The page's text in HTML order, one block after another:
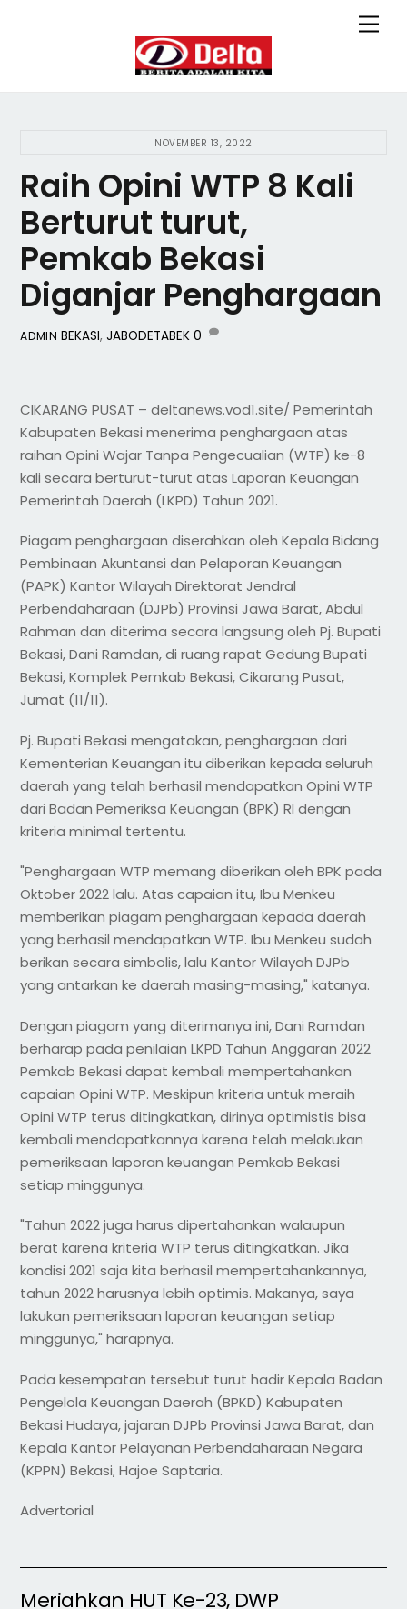
NOVEMBER 13, 2022
Raih Opini WTP 8 Kali
Berturut turut,
Pemkab Bekasi
Diganjar Penghargaan
ADMIN BEKASI,JABODETABEK 0
CIKARANG PUSAT – deltanews.vod1.site/ Pemerintah
Kabupaten Bekasi menerima penghargaan atas
raihan Opini Wajar Tanpa Pengecualian (WTP) ke-8
kali secara berturut-turut atas Laporan Keuangan
Pemerintah Daerah (LKPD) Tahun 2021.
Piagam penghargaan diserahkan oleh Kepala Bidang
Pembinaan Akuntansi dan Pelaporan Keuangan
(PAPK) Kantor Wilayah Direktorat Jendral
Perbendaharaan (DJPb) Provinsi Jawa Barat, Abdul
Rahman dan diterima secara langsung oleh Pj. Bupati
Bekasi, Dani Ramdan, di ruang rapat Gedung Bupati
Bekasi, Komplek Pemkab Bekasi, Cikarang Pusat,
Jumat (11/11).
Pj. Bupati Bekasi mengatakan, penghargaan dari
Kementerian Keuangan itu diberikan kepada seluruh
daerah yang telah berhasil mendapatkan Opini WTP
dari Badan Pemeriksa Keuangan (BPK) RI dengan
kriteria minimal tertentu.
"Penghargaan WTP memang diberikan oleh BPK pada
Oktober 2022 lalu. Atas capaian itu, Ibu Menkeu
memberikan piagam penghargaan kepada daerah
yang berhasil mendapatkan WTP. Ibu Menkeu sudah
berikan secara simbolis, lalu Kantor Wilayah DJPb
yang antarkan ke daerah masing-masing," katanya.
Dengan piagam yang diterimanya ini, Dani Ramdan
berharap pada penilaian LKPD Tahun Anggaran 2022
Pemkab Bekasi dapat kembali mempertahankan
capaian Opini WTP. Meskipun kriteria untuk meraih
Opini WTP terus ditingkatkan, dirinya optimistis bisa
kembali mendapatkannya karena telah melakukan
pemeriksaan laporan keuangan Pemkab Bekasi
setiap minggunya.
"Tahun 2022 juga harus dipertahankan walaupun
berat karena kriteria WTP terus ditingkatkan. Jika
kondisi 2021 saja kita berhasil mempertahankannya,
tahun 2022 harusnya lebih optimis. Makanya, saya
lakukan pemeriksaan laporan keuangan setiap
minggunya," harapnya.
Pada kesempatan tersebut turut hadir Kepala Badan
Pengelola Keuangan Daerah (BPKD) Kabupaten
Bekasi Hudaya, jajaran DJPb Provinsi Jawa Barat, dan
Kepala Kantor Pelayanan Perbendaharaan Negara
(KPPN) Bekasi, Hajoe Saptaria.
Advertorial
Meriahkan HUT Ke-23, DWP
To
Top